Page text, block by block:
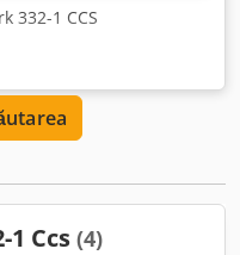
332-1 CCS
Ccs (4)